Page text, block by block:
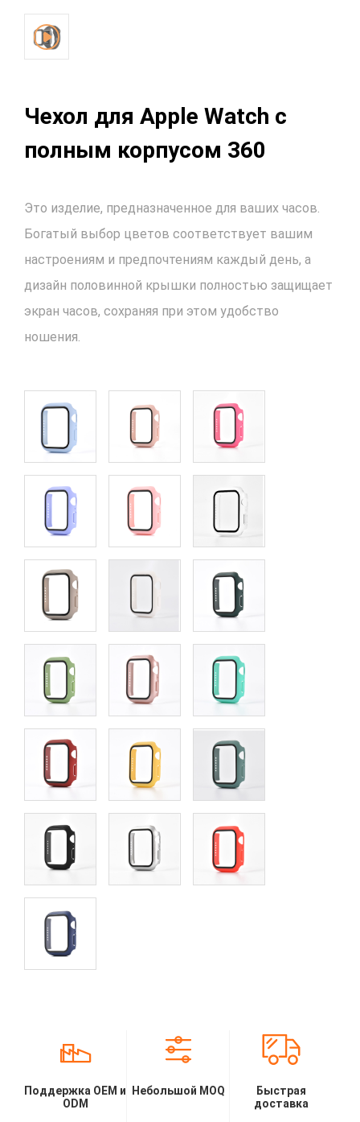
Чехол для Apple Watch с
полным корпусом 360
Это изделие, предназначенное для ваших часов.
Богатый выбор цветов соответствует вашим
настроениям и предпочтениям каждый день, а
дизайн половинной крышки полностью защищает
экран часов, сохраняя при этом удобство
ношения.
Поддержка OEM и
ODM
Небольшой MOQ
Быстрая
доставка